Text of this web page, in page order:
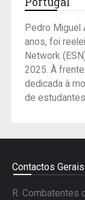
Pedro Miguel
anos, foi
Network
2025. À
dedicada à
de
Contactos Gerais
R. Combatentes